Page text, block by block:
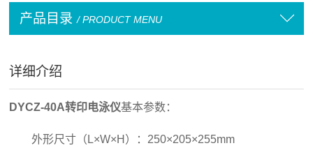
产品目录 / PRODUCT MENU
详细介绍
DYCZ-40A转印电泳仪基本参数：
外形尺寸（L×W×H）：250×205×255mm